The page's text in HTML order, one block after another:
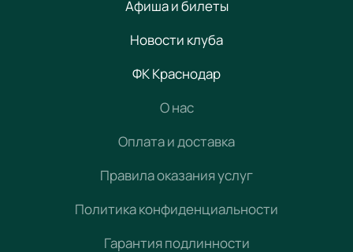
Афиша и билеты
Новости клуба
ФК Краснодар
О нас
Оплата и доставка
Правила оказания услуг
Политика конфиденциальности
Гарантия подлинности